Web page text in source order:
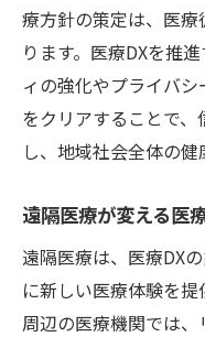
療方針の策定は、医
ります。医療DXを推
ィの強化やプライバ
をクリアすることで
し、地域社会全体の健
遠隔医療が変える医
遠隔医療は、医療DX
に新しい医療体験を
周辺の医療機関では